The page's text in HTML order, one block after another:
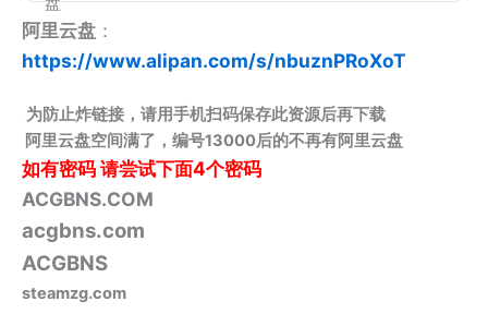
阿里云盘 ：
https://www.alipan.com/s/nbuznPRoXoT
为防止炸链接，请用手机扫码保存此资源后再下载
阿里云盘空间满了，编号13000后的不再有阿里云盘
如有密码请尝试下面4个密码
ACGBNS.COM
acgbns.com
ACGBNS
steamzg.com